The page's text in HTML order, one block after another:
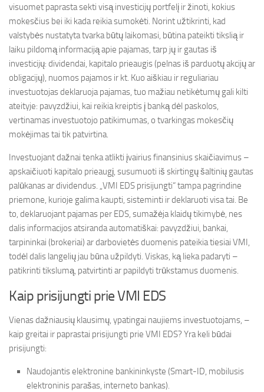
visuomet paprasta sekti visą investicijų portfelį ir žinoti, kokius
mokesčius bei iki kada reikia sumokėti. Norint užtikrinti, kad
valstybės nustatyta tvarka būtų laikomasi, būtina pateikti tikslią ir
laiku pildomą informaciją apie pajamas, tarp jų ir gautas iš
investicijų: dividendai, kapitalo prieaugis (pelnas iš parduotų akcijų ar
obligacijų), nuomos pajamos ir kt. Kuo aiškiau ir reguliariau
investuotojas deklaruoja pajamas, tuo mažiau netikėtumų gali kilti
ateityje: pavyzdžiui, kai reikia kreiptis į banką dėl paskolos,
vertinamas investuotojo patikimumas, o tvarkingas mokesčių
mokėjimas tai tik patvirtina.
Investuojant dažnai tenka atlikti įvairius finansinius skaičiavimus –
apskaičiuoti kapitalo prieaugį, susumuoti iš skirtingų šaltinių gautas
palūkanas ar dividendus. „VMI EDS prisijungti“ tampa pagrindine
priemone, kurioje galima kaupti, sisteminti ir deklaruoti visa tai. Be
to, deklaruojant pajamas per EDS, sumažėja klaidų tikimybė, nes
dalis informacijos atsiranda automatiškai: pavyzdžiui, bankai,
tarpininkai (brokeriai) ar darbovietės duomenis pateikia tiesiai VMI,
todėl dalis langelių jau būna užpildyti. Viskas, ką lieka padaryti –
patikrinti tikslumą, patvirtinti ar papildyti trūkstamus duomenis.
Kaip prisijungti prie VMI EDS
Vienas dažniausių klausimų, ypatingai naujiems investuotojams, –
kaip greitai ir paprastai prisijungti prie VMI EDS? Yra keli būdai
prisijungti:
Naudojantis elektronine bankininkyste (Smart-ID, mobilusis
elektroninis parašas, interneto bankas).